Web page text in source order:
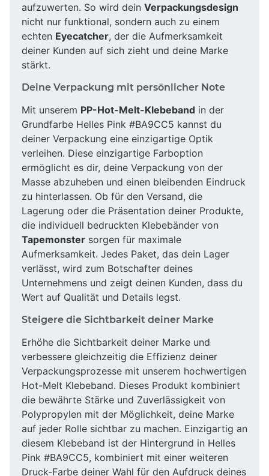
aufzuwerten. So wird dein Verpackungsdesign
nicht nur funktional, sondern auch zu einem
echten Eyecatcher, der die Aufmerksamkeit
deiner Kunden auf sich zieht und deine Marke
stärkt.
Deine Verpackung mit persönlicher Note
Mit unserem PP-Hot-Melt-Klebeband in der
Grundfarbe Helles Pink #BA9CC5 kannst du
deiner Verpackung eine einzigartige Optik
verleihen. Diese einzigartige Farboption
ermöglicht es dir, deine Verpackung von der
Masse abzuheben und einen bleibenden Eindruck
zu hinterlassen. Ob für den Versand, die
Lagerung oder die Präsentation deiner Produkte,
die individuell bedruckten Klebebänder von
Tapemonster sorgen für maximale
Aufmerksamkeit. Jedes Paket, das dein Lager
verlässt, wird zum Botschafter deines
Unternehmens und zeigt deinen Kunden, dass du
Wert auf Qualität und Details legst.
Steigere die Sichtbarkeit deiner Marke
Erhöhe die Sichtbarkeit deiner Marke und
verbessere gleichzeitig die Effizienz deiner
Verpackungsprozesse mit unserem hochwertigen
Hot-Melt Klebeband. Dieses Produkt kombiniert
die bewährte Stärke und Zuverlässigkeit von
Polypropylen mit der Möglichkeit, deine Marke
auf jeder Rolle sichtbar zu machen. Einzigartig an
diesem Klebeband ist der Hintergrund in Helles
Pink #BA9CC5, kombiniert mit einer weiteren
Druck-Farbe deiner Wahl für den Aufdruck deines